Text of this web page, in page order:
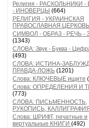
Религия - РАСКОЛЬНИКИ -
- ИНОВЕРЦЫ (664)
РЕЛИГИЯ - УКРАИНСКАЯ
ПРАВОСЛАВНАЯ ЦЕРКОВЬ
СИМВОЛ - ОБРАЗ - РЕЧЬ -
(1343)
СЛОВА: Звук - Буква -
(493)
СЛОВА: ИСТИНА-
ПРАВДА-ЛОЖЬ (1201)
Слова: КЛЮЧЕВЫЕ ищите
Слова: ОПРЕДЕЛЕНИЯ И
(773)
СЛОВА: ПИСЬМЕННОСТЬ,
РУКОПИСЬ, КАЛЛИГРАФИЯ
Слова: ШРИФТ, печатные и
виртуальные КНИГИ (492)